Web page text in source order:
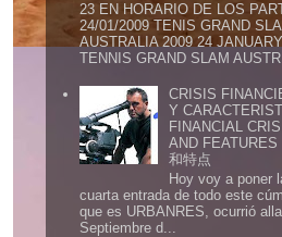
23 EN HORARIO DE LOS
24/01/2009 TENIS GRAND
AUSTRALIA 2009 24
TENNIS GRAND SLAM
CRISIS
Y
FINANCIAL
AND
和特点
Hoy voy a poner
cuarta entrada de todo este
que es URBANRES, ocurrió
Septiembre d...